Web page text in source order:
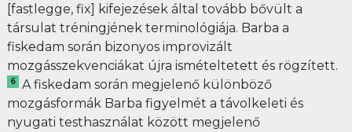
[fastlegge, fix] kifejezések által tovább bővült a
társulat tréningjének terminológiája. Barba a
fiskedam során bizonyos improvizált
mozgásszekvenciákat újra ismételtetett és rögzített.
6
A fiskedam során megjelenő különböző
mozgásformák Barba figyelmét a távolkeleti és
nyugati testhasználat között megjelenő